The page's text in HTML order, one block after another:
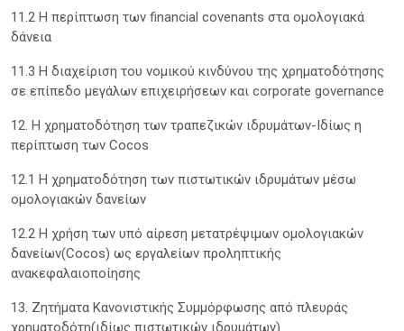
11.2 H περίπτωση των financial covenants στα ομολογιακά
δάνεια
11.3 Η διαχείριση του νομικού κινδύνου της χρηματοδότησης
σε επίπεδο μεγάλων επιχειρήσεων και corporate governance
12. Η χρηματοδότηση των τραπεζικών ιδρυμάτων-Ιδίως η
περίπτωση των Cocos
12.1 H χρηματοδότηση των πιστωτικών ιδρυμάτων μέσω
ομολογιακών δανείων
12.2 Η χρήση των υπό αίρεση μετατρέψιμων ομολογιακών
δανείων(Cocos) ως εργαλείων προληπτικής
ανακεφαλαιοποίησης
13. Ζητήματα Κανονιστικής Συμμόρφωσης από πλευράς
χρηματοδότη(ιδίως πιστωτικών ιδρυμάτων)